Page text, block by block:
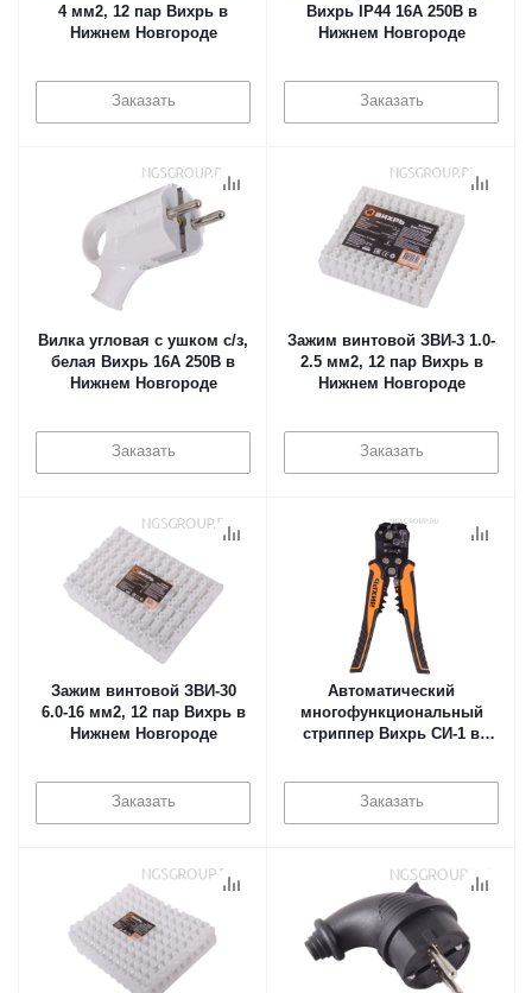
4 мм2, 12 пар Вихрь в
Нижнем Новгороде
Заказать
Вихрь IP44 16А 250В в
Нижнем Новгороде
Заказать
Вилка угловая с ушком с/з,
белая Вихрь 16А 250В в
Нижнем Новгороде
Заказать
Зажим винтовой ЗВИ-3 1.0-
2.5 мм2, 12 пар Вихрь в
Нижнем Новгороде
Заказать
Зажим винтовой ЗВИ-30
6.0-16 мм2, 12 пар Вихрь в
Нижнем Новгороде
Заказать
Автоматический
многофункциональный
стриппер Вихрь СИ-1 в
Заказать